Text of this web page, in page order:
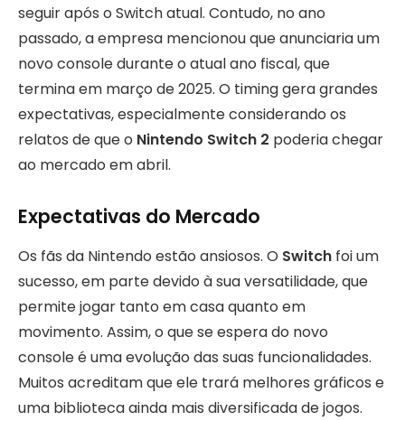
seguir após o Switch atual. Contudo, no ano
passado, a empresa mencionou que anunciaria um
novo console durante o atual ano fiscal, que
termina em março de 2025. O timing gera grandes
expectativas, especialmente considerando os
relatos de que o Nintendo Switch 2 poderia chegar
ao mercado em abril.
Expectativas do Mercado
Os fãs da Nintendo estão ansiosos. O Switch foi um
sucesso, em parte devido à sua versatilidade, que
permite jogar tanto em casa quanto em
movimento. Assim, o que se espera do novo
console é uma evolução das suas funcionalidades.
Muitos acreditam que ele trará melhores gráficos e
uma biblioteca ainda mais diversificada de jogos.